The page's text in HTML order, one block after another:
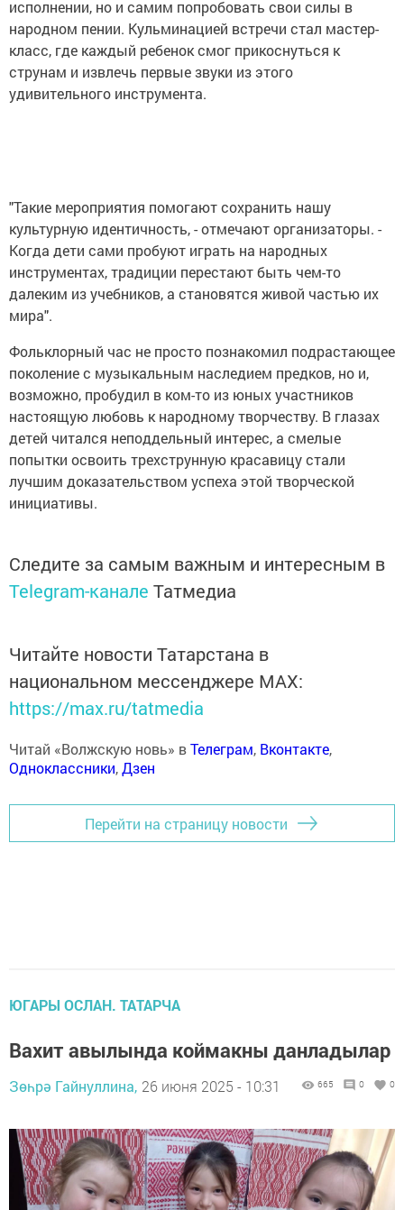
исполнении, но и самим попробовать свои силы в
народном пении. Кульминацией встречи стал мастер-
класс, где каждый ребенок смог прикоснуться к
струнам и извлечь первые звуки из этого
удивительного инструмента.
"Такие мероприятия помогают сохранить нашу
культурную идентичность, - отмечают организаторы. -
Когда дети сами пробуют играть на народных
инструментах, традиции перестают быть чем-то
далеким из учебников, а становятся живой частью их
мира".
Фольклорный час не просто познакомил подрастающее
поколение с музыкальным наследием предков, но и,
возможно, пробудил в ком-то из юных участников
настоящую любовь к народному творчеству. В глазах
детей читался неподдельный интерес, а смелые
попытки освоить трехструнную красавицу стали
лучшим доказательством успеха этой творческой
инициативы.
Следите за самым важным и интересным в
Telegram-канале Татмедиа
Читайте новости Татарстана в
национальном мессенджере MАХ:
https://max.ru/tatmedia
Читай «Волжскую новь» вТелеграм, Вконтакте,
Одноклассники,Дзен
Перейти на страницу новости
ЮГАРЫ ОСЛАН. ТАТАРЧА
Вахит авылында коймакны данладылар
Зөһрә Гайнуллина, 26 июня 2025 - 10:31 665 0 0